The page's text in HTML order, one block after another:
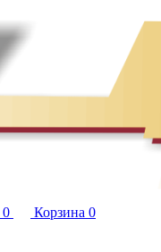
0 Корзина 0